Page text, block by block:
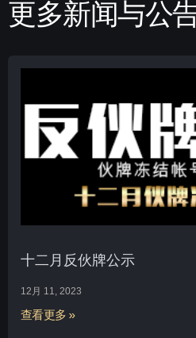
更多新闻与公
十二月反伙牌公示
12月 11, 2023
查看更多 »